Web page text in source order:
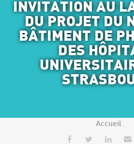
INVITATION AU
DU PROJET DU
BÂTIMENT DE
DES
Accueil
Partager sur
Partager